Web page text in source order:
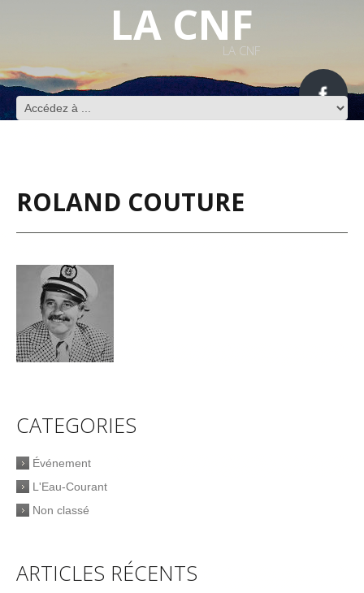
LA CNF
LA CNF
ROLAND COUTURE
CATEGORIES
Événement
L'Eau-Courant
Non classé
ARTICLES RÉCENTS